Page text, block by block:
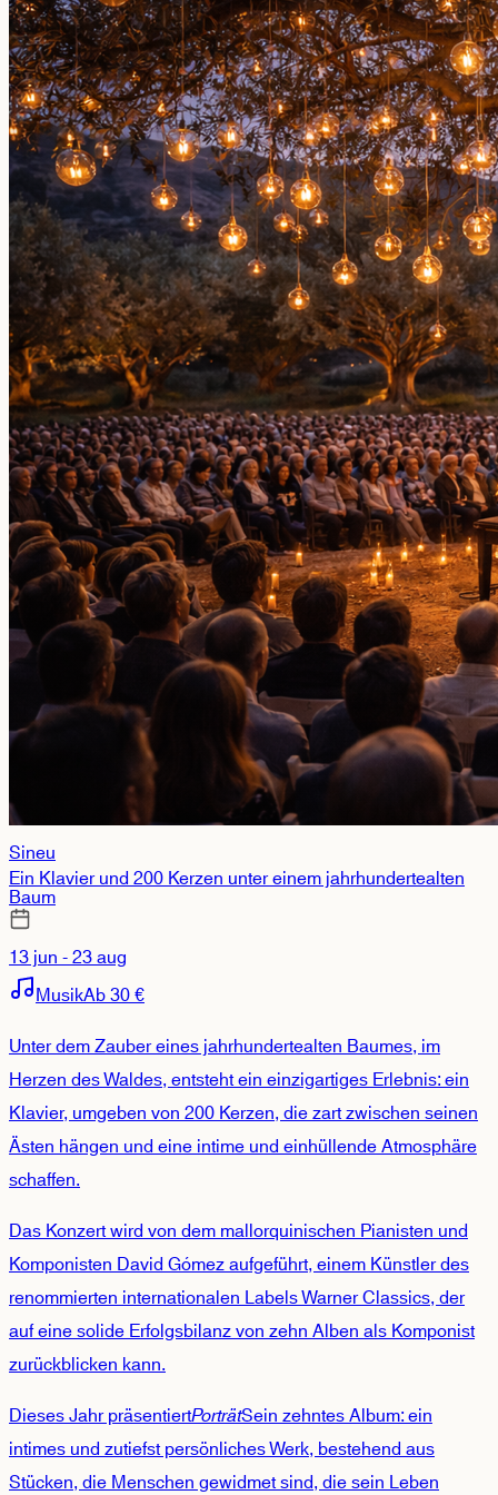
Sineu
Ein Klavier und 200 Kerzen unter einem jahrhundertealten
Baum
13 jun - 23 aug
MusikAb 30 €
Unter dem Zauber eines jahrhundertealten Baumes, im
Herzen des Waldes, entsteht ein einzigartiges Erlebnis: ein
Klavier, umgeben von 200 Kerzen, die zart zwischen seinen
Ästen hängen und eine intime und einhüllende Atmosphäre
schaffen.
Das Konzert wird von dem mallorquinischen Pianisten und
Komponisten David Gómez aufgeführt, einem Künstler des
renommierten internationalen Labels Warner Classics, der
auf eine solide Erfolgsbilanz von zehn Alben als Komponist
zurückblicken kann.
Dieses Jahr präsentiertPorträtSein zehntes Album: ein
intimes und zutiefst persönliches Werk, bestehend aus
Stücken, die Menschen gewidmet sind, die sein Leben